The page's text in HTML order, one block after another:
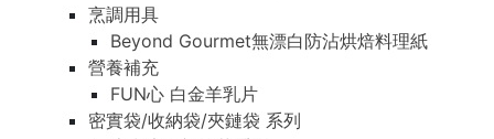
烹調用具
Beyond Gourmet無漂白防沾烘焙料理紙
營養補充
FUN心 白金羊乳片
密實袋/收納袋/夾鏈袋 系列